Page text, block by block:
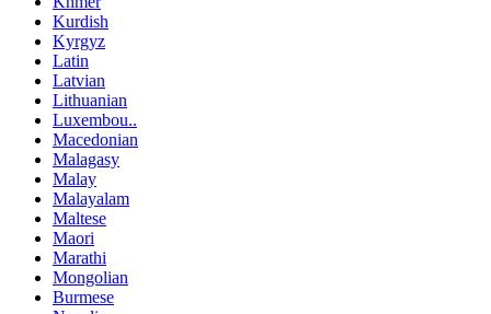
Kurdish
Kyrgyz
Latin
Latvian
Lithuanian
Luxembou..
Macedonian
Malagasy
Malay
Malayalam
Maltese
Maori
Marathi
Mongolian
Burmese